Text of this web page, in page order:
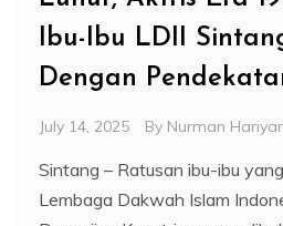
Ibu-Ibu LDII
Dengan
July 14, 2025 By Nurman
Sintang – Ratusan ibu-ibu
Lembaga Dakwah Islam